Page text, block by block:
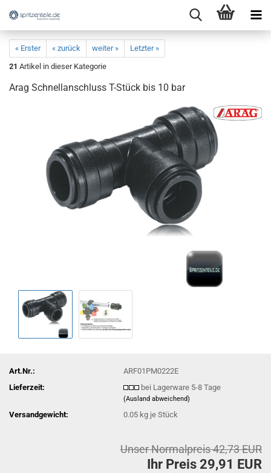
« Erster « zurück weiter »
Letzter »
21 Artikel in dieser Kategorie
Arag Schnellanschluss T-Stück bis 10 bar
Art.Nr.:
ARF01PM0222E
Lieferzeit:
bei Lagerware 5-8 Tage
(Ausland abweichend)
Versandgewicht: 0.05 kg je Stück
Unser Normalpreis 42,73 EUR
Ihr Preis 29,91 EUR